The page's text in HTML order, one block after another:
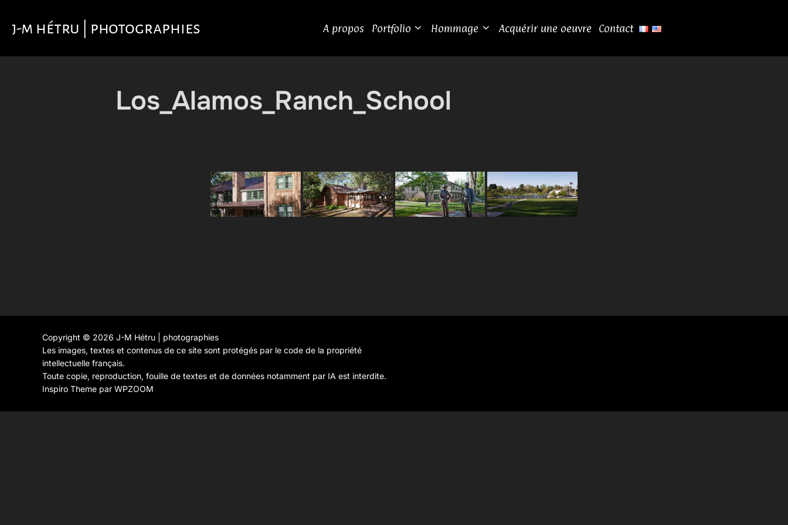
contenu
j-m hétru | photographies A propos Portfolio Hommage Acquérir une oeuvre Contact
Los_Alamos_Ranch_School
Copyright © 2026 J-M Hétru | photographies
Les images, textes et contenus de ce site sont protégés par le code de la propriété
intellectuelle français.
Toute copie, reproduction, fouille de textes et de données notamment par IA est interdite.
Inspiro Theme par WPZOOM